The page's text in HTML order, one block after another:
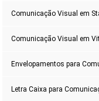
Comunicação Visual em
Comunicação Visual em
Envelopamentos para
Letra Caixa para